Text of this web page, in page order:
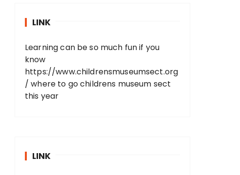
LINK
Learning can be so much fun if you
know
https://www.childrensmuseumsect.org
/ where to go childrens museum sect
this year
LINK